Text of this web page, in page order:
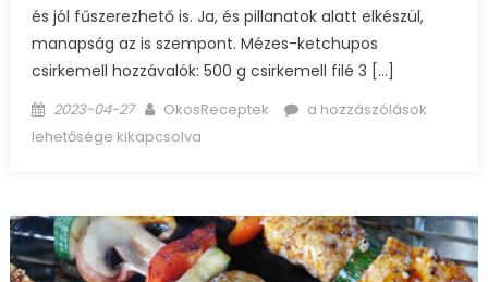
és jól fűszerezhető is. Ja, és pillanatok alatt elkészül,
manapság az is szempont. Mézes-ketchupos
csirkemell hozzávalók: 500 g csirkemell filé 3 […]
Posted
on
2023-04-27 Author
OkosReceptek
Mézes-
a hozzászólások
lehetősége kikapcsolva